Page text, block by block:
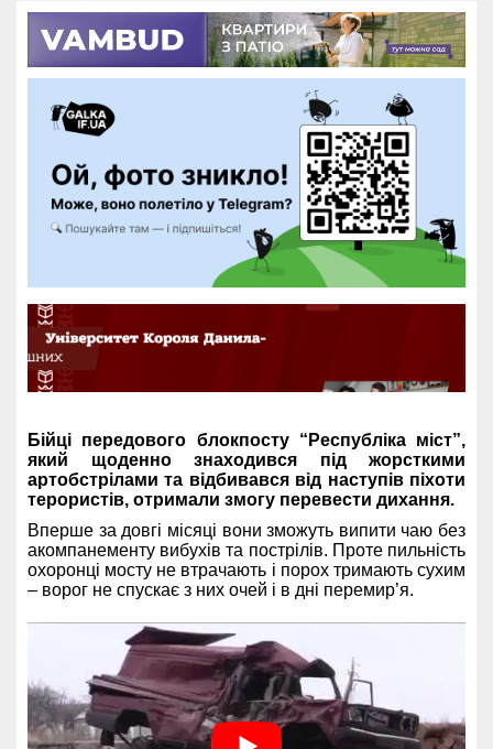
Бійці передового блокпосту “Республіка міст”,
який щоденно знаходився під жорсткими
артобстрілами та відбивався від наступів піхоти
терористів, отримали змогу перевести дихання.
Вперше за довгі місяці вони зможуть випити чаю без
акомпанементу вибухів та пострілів. Проте пильність
охоронці мосту не втрачають і порох тримають сухим
– ворог не спускає з них очей і в дні перемир’я.